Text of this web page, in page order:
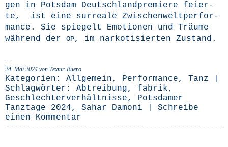
gen in Pots­dam Deutsch­land­pre­mie­re fei­er­
te, ist eine sur­rea­le Zwi­schen­welt­per­for­
mance. Sie spie­gelt Emo­tio­nen und Träu­me
wäh­rend der OP, im nar­ko­ti­sier­ten Zustand.
24. Mai 2024 von Textur-Buero
Kategorien: Allgemein, Performance, Tanz
Schlagwörter: Abtreibung, fabrik,
Geschlechterverhältnisse, Potsdamer
Tanztage 2024, Sahar Damoni
Schreibe
einen Kommentar